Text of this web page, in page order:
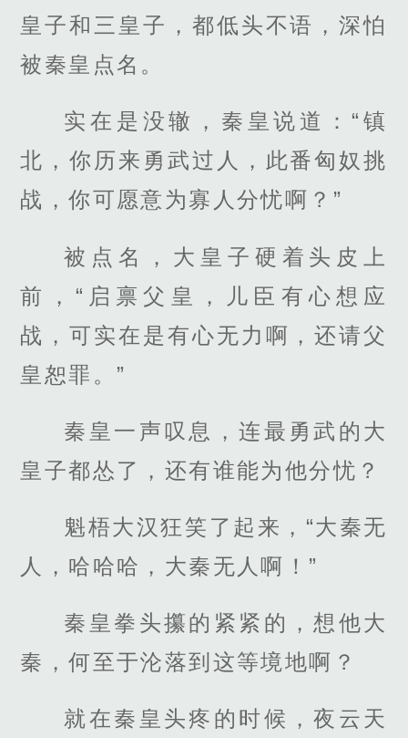
皇子和三皇子，都低头不语，深怕
被秦皇点名。
实在是没辙，秦皇说道：“镇
北，你历来勇武过人，此番匈奴挑
战，你可愿意为寡人分忧啊？”
被点名，大皇子硬着头皮上
前，“启禀父皇，儿臣有心想应
战，可实在是有心无力啊，还请父
皇恕罪。”
秦皇一声叹息，连最勇武的大
皇子都怂了，还有谁能为他分忧？
魁梧大汉狂笑了起来，“大秦无
人，哈哈哈，大秦无人啊！”
秦皇拳头攥的紧紧的，想他大
秦，何至于沦落到这等境地啊？
就在秦皇头疼的时候，夜云天